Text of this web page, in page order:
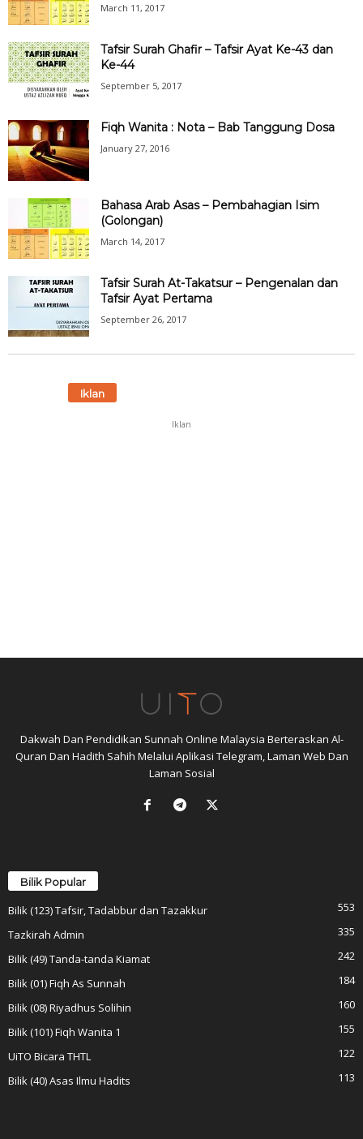
March 11, 2017
Tafsir Surah Ghafir – Tafsir Ayat Ke-43 dan
Ke-44
September 5, 2017
Fiqh Wanita : Nota – Bab Tanggung Dosa
January 27, 2016
Bahasa Arab Asas – Pembahagian Isim
(Golongan)
March 14, 2017
Tafsir Surah At-Takatsur – Pengenalan dan
Tafsir Ayat Pertama
September 26, 2017
Iklan
Iklan
Dakwah Dan Pendidikan Sunnah Online Malaysia Berteraskan Al-
Quran Dan Hadith Sahih Melalui Aplikasi Telegram, Laman Web Dan
Laman Sosial
Bilik Popular
Bilik (123) Tafsir, Tadabbur dan Tazakkur
553
Tazkirah Admin
335
Bilik (49) Tanda-tanda Kiamat
242
Bilik (01) Fiqh As Sunnah
184
Bilik (08) Riyadhus Solihin
160
Bilik (101) Fiqh Wanita 1
155
UiTO Bicara THTL
122
Bilik (40) Asas Ilmu Hadits
113